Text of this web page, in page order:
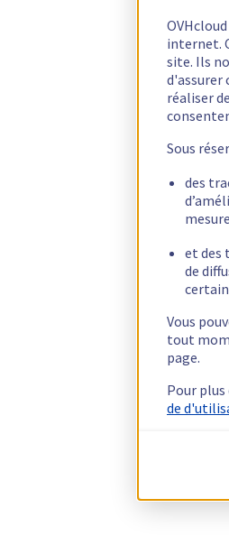
internet.
site. Ils
d'assurer
réaliser
Sous
des
et des
de
Vous
tout
page.
Pour
de